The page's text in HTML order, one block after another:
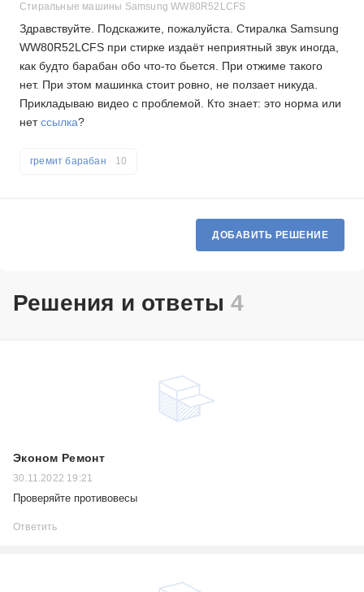
Стиральные машины Samsung WW80R52LCFS
Здравствуйте. Подскажите, пожалуйста. Стиралка Samsung
WW80R52LCFS при стирке издаёт неприятный звук иногда,
как будто барабан обо что-то бьется. При отжиме такого
нет. При этом машинка стоит ровно, не ползает никуда.
Прикладываю видео с проблемой. Кто знает: это норма или
нетссылка?
гремит барабан 10
ДОБАВИТЬ РЕШЕНИЕ
Решения и ответы4
Эконом Ремонт
30.11.2022 19:21
Проверяйте противовесы
Ответить